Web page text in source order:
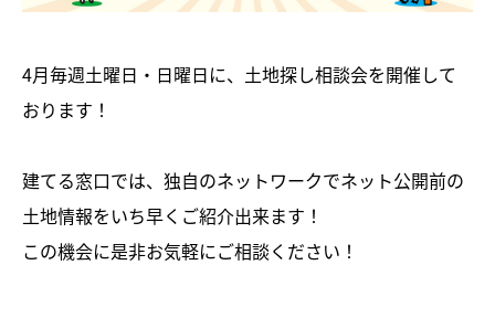
4月毎週土曜日・日曜日に、土地探し相談会を開催して
おります！
建てる窓口では、独自のネットワークでネット公開前の
土地情報をいち早くご紹介出来ます！
この機会に是非お気軽にご相談ください！